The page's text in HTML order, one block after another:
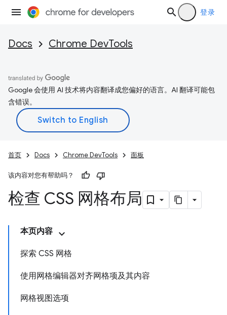
登录
Docs Chrome DevTools
Google 会使用 AI 技术将内容翻译成您偏好的语言。AI 翻译可能包
含错误。
首页 Docs Chrome DevTools 面板
该内容对您有帮助吗？
检查 CSS 网格布局
本页内容
探索 CSS 网格
使用网格编辑器对齐网格项及其内容
网格视图选项